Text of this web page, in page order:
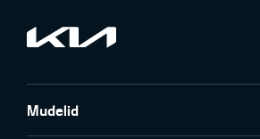
Mudelid